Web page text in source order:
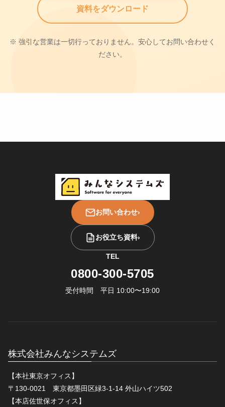
資料をダウンロード
※ 強引な営業は一切行っておりません。安心してお問い合わせく
ださい。
お問い合わせ›
お役立ち資料›
TEL
0800-300-5705
受付時間 平日 10:00〜19:00
株式会社みんなシステムズ
【本社東京オフィス】
〒130-0021 東京都墨田区緑3-1-14 外山ハイツ502
【本店佐世保オフィス】